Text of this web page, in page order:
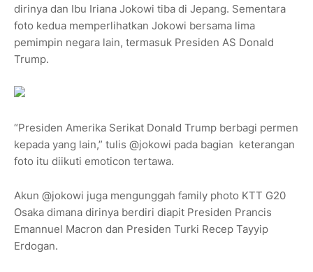
dirinya dan Ibu Iriana Jokowi tiba di Jepang. Sementara
foto kedua memperlihatkan Jokowi bersama lima
pemimpin negara lain, termasuk Presiden AS Donald
Trump.
“Presiden Amerika Serikat Donald Trump berbagi permen
kepada yang lain,” tulis @jokowi pada bagian keterangan
foto itu diikuti emoticon tertawa.
Akun @jokowi juga mengunggah family photo KTT G20
Osaka dimana dirinya berdiri diapit Presiden Prancis
Emannuel Macron dan Presiden Turki Recep Tayyip
Erdogan.